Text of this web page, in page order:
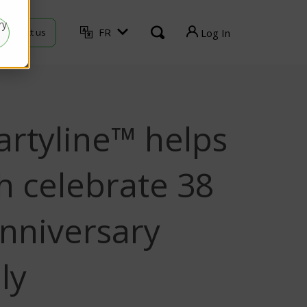
Contact us FR Log In
TVU Channel
TVU Partyline
TVU Command Center
helps
celebrate 38